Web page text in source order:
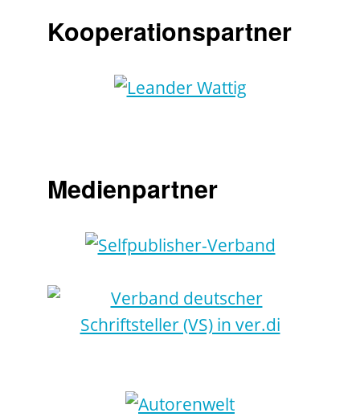
Kooperationspartner
Medienpartner